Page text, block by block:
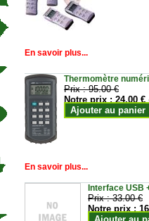
En savoir plus...
Thermomètre
Prix :95.00 €
Notre prix :24.00 €
Ajouter au panier
En savoir plus...
Interface USB
Prix :33.00 €
Notre prix :